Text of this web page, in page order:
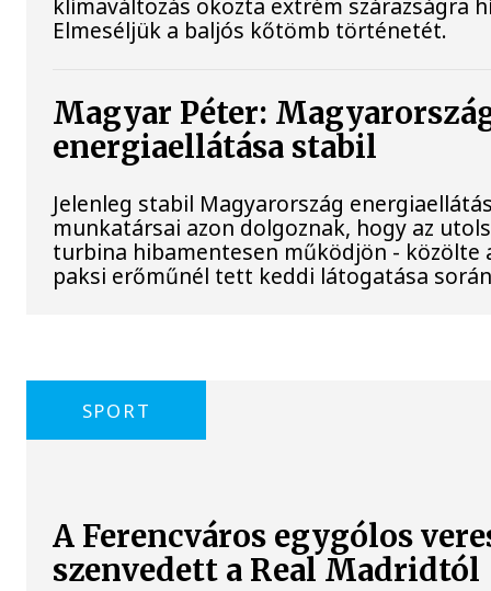
klímaváltozás okozta extrém szárazságra
Elmeséljük a baljós kőtömb történetét.
Magyar Péter:
energiaellátása stabil
Jelenleg stabil Magyarország
munkatársai azon dolgoznak, hogy az
turbina hibamentesen működjön - közölte
paksi erőműnél tett keddi látogatása
SPORT
A Ferencváros egygólos
szenvedett a Real Madridtól